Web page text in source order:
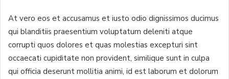
At vero eos et accusamus et iusto odio dignissimos ducimus
qui blanditiis praesentium voluptatum deleniti atque
corrupti quos dolores et quas molestias excepturi sint
occaecati cupiditate non provident, similique sunt in culpa
qui officia deserunt mollitia animi, id est laborum et dolorum